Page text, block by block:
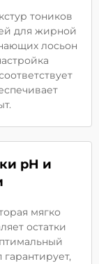
тоников
для жирной
лосьон
pH и
мягко
остатки